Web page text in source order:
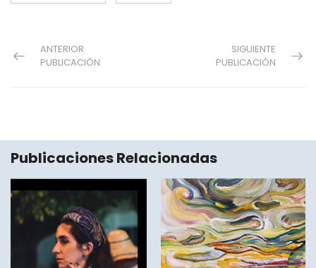
ANTERIOR
PUBLICACIÓN
SIGUIENTE
PUBLICACIÓN
Publicaciones Relacionadas